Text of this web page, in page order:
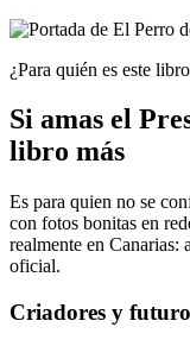
¿Para quién es este
Si amas el
libro más
Es para quien no se
con fotos bonitas en
realmente en Canarias:
oficial.
Criadores y